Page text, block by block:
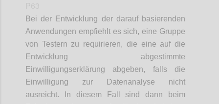
Bei der Entwicklung der darauf basierenden
Anwendungen empfiehlt es sich, eine Gruppe
von Testern zu requirieren, die eine auf die
Entwicklung abgestimmte
Einwilligungserklärung abgeben, falls die
Einwilligung zur Datenanalyse nicht
ausreicht. In diesem Fall sind dann beim